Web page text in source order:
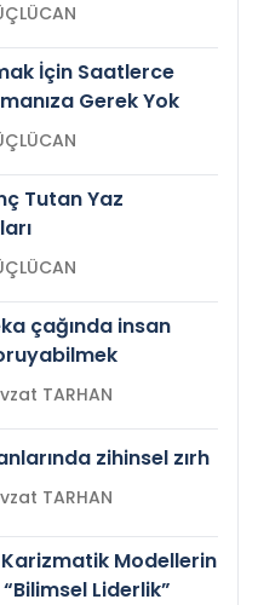
GÜÇLÜCAN
İçin Saatlerce
Gerek Yok
GÜÇLÜCAN
Tutan Yaz
GÜÇLÜCAN
çağında insan
Prof.Dr. Nevzat TARHAN
zihinsel zırh
Prof.Dr. Nevzat TARHAN
Modellerin
Liderlik”